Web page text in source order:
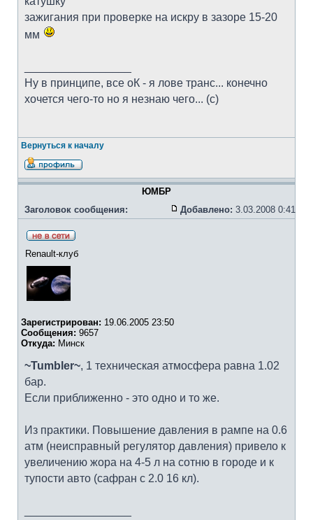
зажигания при проверке на искру в зазоре 15-20
мм
Ну в принципе, все оК - я лове транс... конечно
хочется чего-то но я незнаю чего... (с)
Вернуться к началу
ЮМБР
Заголовок сообщения:
Добавлено: 3.03.2008 0:41
Renault-клуб
Зарегистрирован: 19.06.2005 23:50
Сообщения: 9657
Откуда: Минск
~Tumbler~, 1 техническая атмосфера равна 1.02
бар.
Если приближенно - это одно и то же.
Из практики. Повышение давления в рампе на 0.6
атм (неисправный регулятор давления) привело к
увеличению жора на 4-5 л на сотню в городе и к
тупости авто (сафран с 2.0 16 кл).